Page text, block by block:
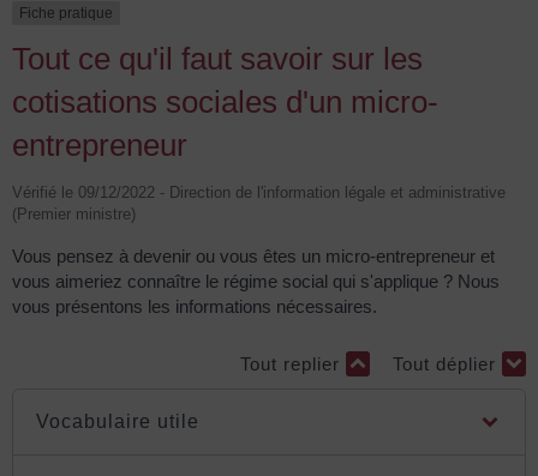
Fiche pratique
Tout ce qu'il faut savoir sur les
cotisations sociales d'un micro-
entrepreneur
Vérifié le 09/12/2022 - Direction de l'information légale et administrative
(Premier ministre)
Vous pensez à devenir ou vous êtes un micro-entrepreneur et
vous aimeriez connaître le régime social qui s'applique ? Nous
vous présentons les informations nécessaires.
Tout replier Tout déplier
Vocabulaire utile